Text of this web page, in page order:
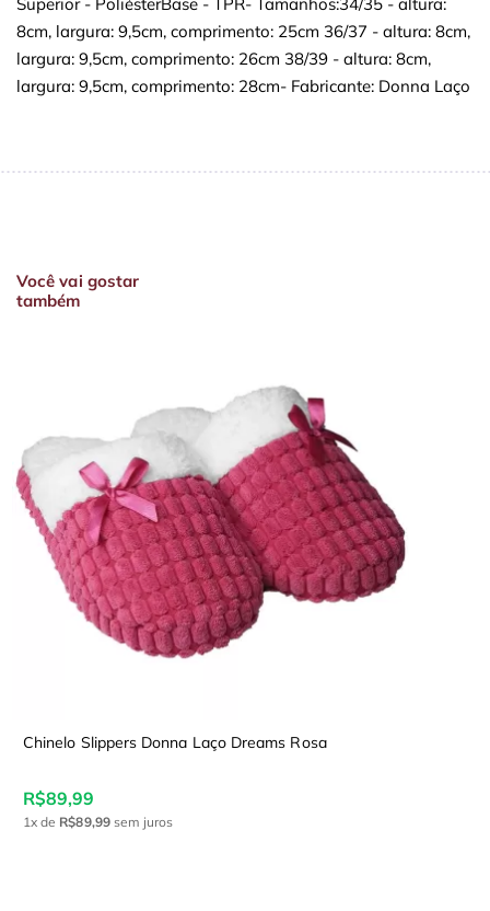
8cm, largura: 9,5cm, comprimento: 25cm 36/37 - altura: 8cm,
largura: 9,5cm, comprimento: 26cm 38/39 - altura: 8cm,
largura: 9,5cm, comprimento: 28cm- Fabricante: Donna Laço
Você vai gostar
também
Chinelo Slippers Donna Laço Dreams Rosa
R$89,99
1x de R$89,99sem juros